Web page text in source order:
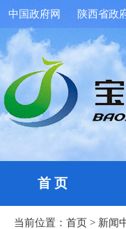
中国政府网 陕西省政
首 页
当前位置： 首页 > 新闻